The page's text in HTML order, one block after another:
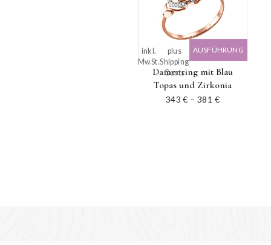
Damenring mit Blau
Topas und Zirkonia
343€ –381 €
inkl.
MwSt.
plus
Shipping
Costs
AUSFÜHRUNG